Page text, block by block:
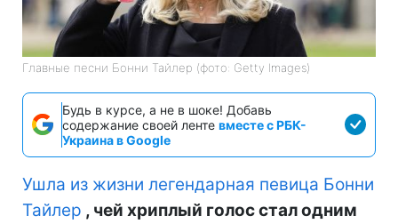
Главные песни Бонни Тайлер (фото: Getty Images)
Будь в курсе, а не в шоке! Добавь
содержание своей ленте вместе с РБК-
Украина в Google
Ушла из жизни легендарная певица Бонни
Тайлер , чей хриплый голос стал одним